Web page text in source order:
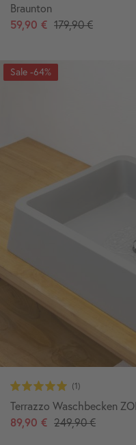
Braunton
59,90 € 179,90 €
-64%
Terrazzo Waschbecken
89,90 € 249,90 €